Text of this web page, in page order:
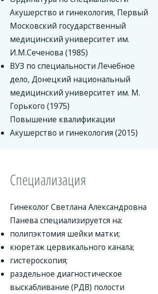
Акушерство и гинекология, Первый
Московский государственный
медицинский университет им.
И.М.Сеченова (1985)
ВУЗ по специальности Лечебное
дело, Донецкий национальный
медицинский университет им. М.
Горького (1975)
Повышение квалификации
Акушерство и гинекология (2015)
Специализация
Гинеколог Светлана Александровна
Панева специализируется на:
полипэктомия шейки матки;
кюретаж цервикального канала;
гистероскопия;
раздельное диагностическое
выскабливание (РДВ) полости